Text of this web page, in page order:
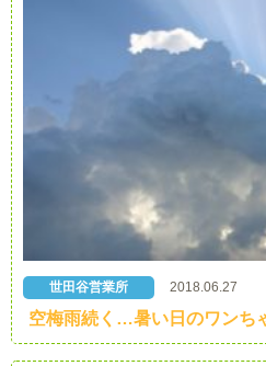
世田谷営業所 2018.06.27
空梅雨続く…暑い日のワンち